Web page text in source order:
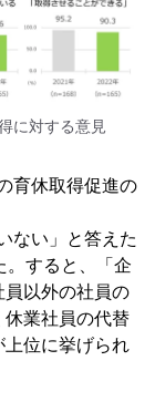
に対する意見
育休取得促進の
ない」と答えた
。すると、「企
員以外の社員の
休業社員の代替
上位に挙げられ